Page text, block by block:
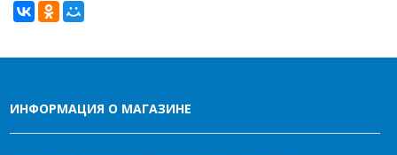
ИНФОРМАЦИЯ О МАГАЗИНЕ